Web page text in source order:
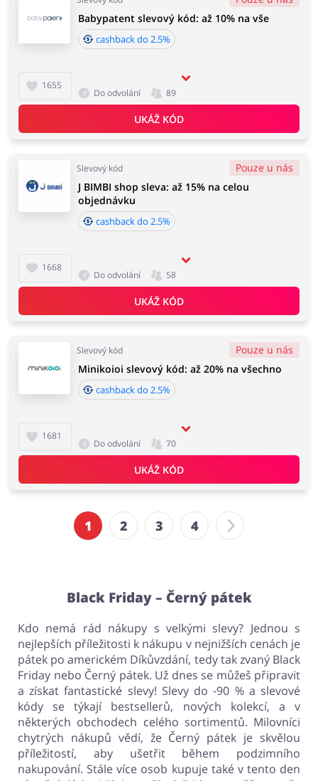
1655
Babypatent slevový kód: až 10% na vše
cashback do 2.5%
Do odvolání 89
UKÁŽ KÓD
Slevový kód Pouze u nás
1668
J BIMBI shop sleva: až 15% na celou
objednávku
cashback do 2.5%
Do odvolání 58
UKÁŽ KÓD
Slevový kód Pouze u nás
1681
Minikoioi slevový kód: až 20% na všechno
cashback do 2.5%
Do odvolání 70
UKÁŽ KÓD
1 2 3 4
Black Friday – Černý pátek
Kdo nemá rád nákupy s velkými slevy? Jednou s
nejlepších příležitosti k nákupu v nejnižších cenách je
pátek po americkém Díkůvzdání, tedy tak zvaný Black
Friday nebo Černý pátek. Už dnes se můžeš připravit
a získat fantastické slevy! Slevy do -90 % a slevové
kódy se týkají bestsellerů, nových kolekcí, a v
některých obchodech celého sortimentů. Milovníci
chytrých nákupů vědí, že Černý pátek je skvělou
příležitostí, aby ušetřit během podzimního
nakupování. Stále více osob kupuje také v tento den